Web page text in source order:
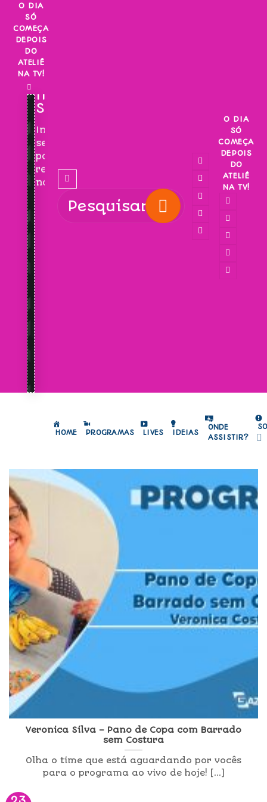
Skip
content
O DIA
SÓ
COMEÇA
DEPOIS
DO
ATELIÊ
NA TV!
INSCREVA-
SE!
Inscreva-
se
para
receber
novidades!
O DIA
SÓ
COMEÇA
DEPOIS
DO
ATELIÊ
NA TV!
HOME PROGRAMAS LIVES IDEIAS
ONDE
ASSISTIR?
Veronica Silva – Pano de Copa com Barrado
sem Costura
Olha o time que está aguardando por vocês
para o programa ao vivo de hoje! [...]